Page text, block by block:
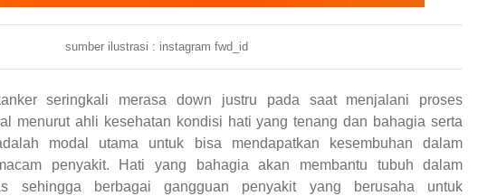
sumber ilustrasi : instagram fwd_id
seringkali merasa down justru pada saat menjalani proses
menurut ahli kesehatan kondisi hati yang tenang dan bahagia serta
modal utama untuk bisa mendapatkan kesembuhan dalam
penyakit. Hati yang bahagia akan membantu tubuh dalam
sehingga berbagai gangguan penyakit yang berusaha untuk